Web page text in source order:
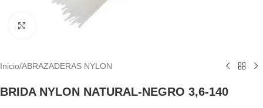
Haga Click para agrandar
Inicio/ABRAZADERAS NYLON
BRIDA NYLON NATURAL-NEGRO 3,6-140